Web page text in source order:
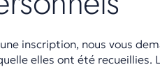
inscription, nous vous
elles ont été